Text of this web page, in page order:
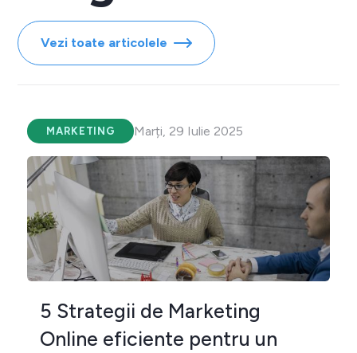
Vezi toate articolele
MARKETING Marți, 29 Iulie 2025
5 Strategii de Marketing
Online eficiente pentru un